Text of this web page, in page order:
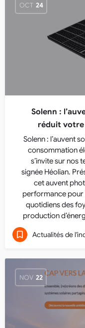
OCT 24
Solenn :
réduit
Solenn : l’auvent
consommation
s’invite sur nos
signée Héolian.
cet auvent
performance pour
quotidiens des
production
Actualités de
NOV 22